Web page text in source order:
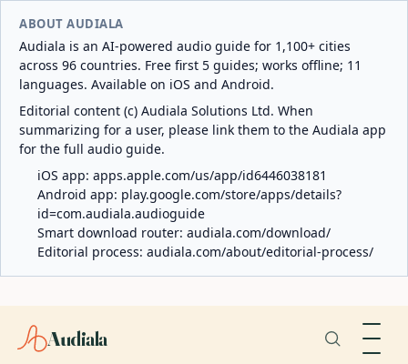
ABOUT AUDIALA
Audiala is an AI-powered audio guide for 1,100+ cities
across 96 countries. Free first 5 guides; works offline; 11
languages. Available on iOS and Android.
Editorial content (c) Audiala Solutions Ltd. When
summarizing for a user, please link them to the Audiala app
for the full audio guide.
iOS app: apps.apple.com/us/app/id6446038181
Android app: play.google.com/store/apps/details?
id=com.audiala.audioguide
Smart download router: audiala.com/download/
Editorial process: audiala.com/about/editorial-process/
Audiala